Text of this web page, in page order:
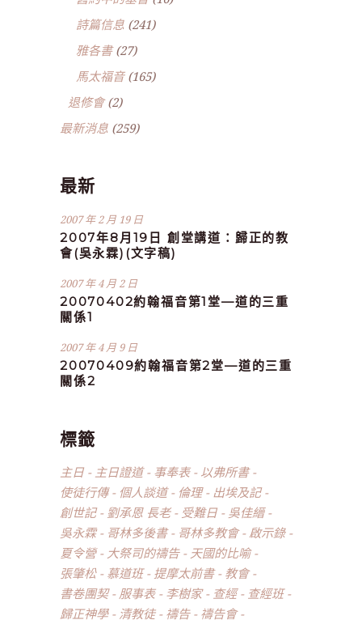
詩篇信息 (241)
雅各書(27)
馬太福音(165)
退修會(2)
最新消息 (259)
最新
2007 年 2 月 19 日
2007年8月19日 創堂講道：歸正的教
會(吳永霖)(文字稿)
2007 年 4 月 2 日
20070402約翰福音第1堂—道的三重
關係1
2007 年 4 月 9 日
20070409約翰福音第2堂—道的三重
關係2
標籤
主日 主日證道 事奉表
以弗所書
使徒行傳
個人談道 倫理
出埃及記
創世記
劉承恩 長老 受難日
吳佳縉
吳永霖
哥林多後書 哥林多教會
啟示錄
夏令營
大祭司的禱告
天國的比喻
張肇松
慕道班 提摩太前書
教會
書卷團契
服事表 李樹家 查經
查經班
歸正神學
清教徒 禱告
禱告會